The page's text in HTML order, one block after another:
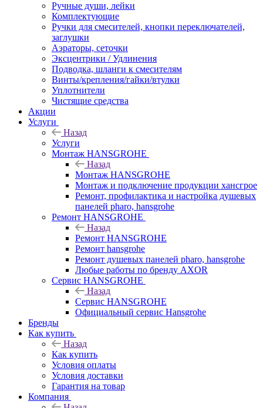
Ручные души, лейки
Комплектующие
Ручки для смесителей, кнопки переключателей,
заглушки
Аэраторы, сеточки
Эксцентрики / Удлинения
Подводка, шланги к смесителям
Винты/крепления/гайки/втулки
Уплотнители
Чистящие средства
Акции
Услуги
Назад
Услуги
Монтаж HANSGROHE
Назад
Монтаж HANSGROHE
Монтаж и подключение продукции хансгрое
Ремонт, профилактика и настройка душевых
панелей pharo, hansgrohe
Ремонт HANSGROHE
Назад
Ремонт HANSGROHE
Ремонт hansgrohe
Ремонт душевых панелей pharo, hansgrohe
Любые работы по бренду AXOR
Сервис HANSGROHE
Назад
Сервис HANSGROHE
Официальный сервис Hansgrohe
Бренды
Как купить
Назад
Как купить
Условия оплаты
Условия доставки
Гарантия на товар
Компания